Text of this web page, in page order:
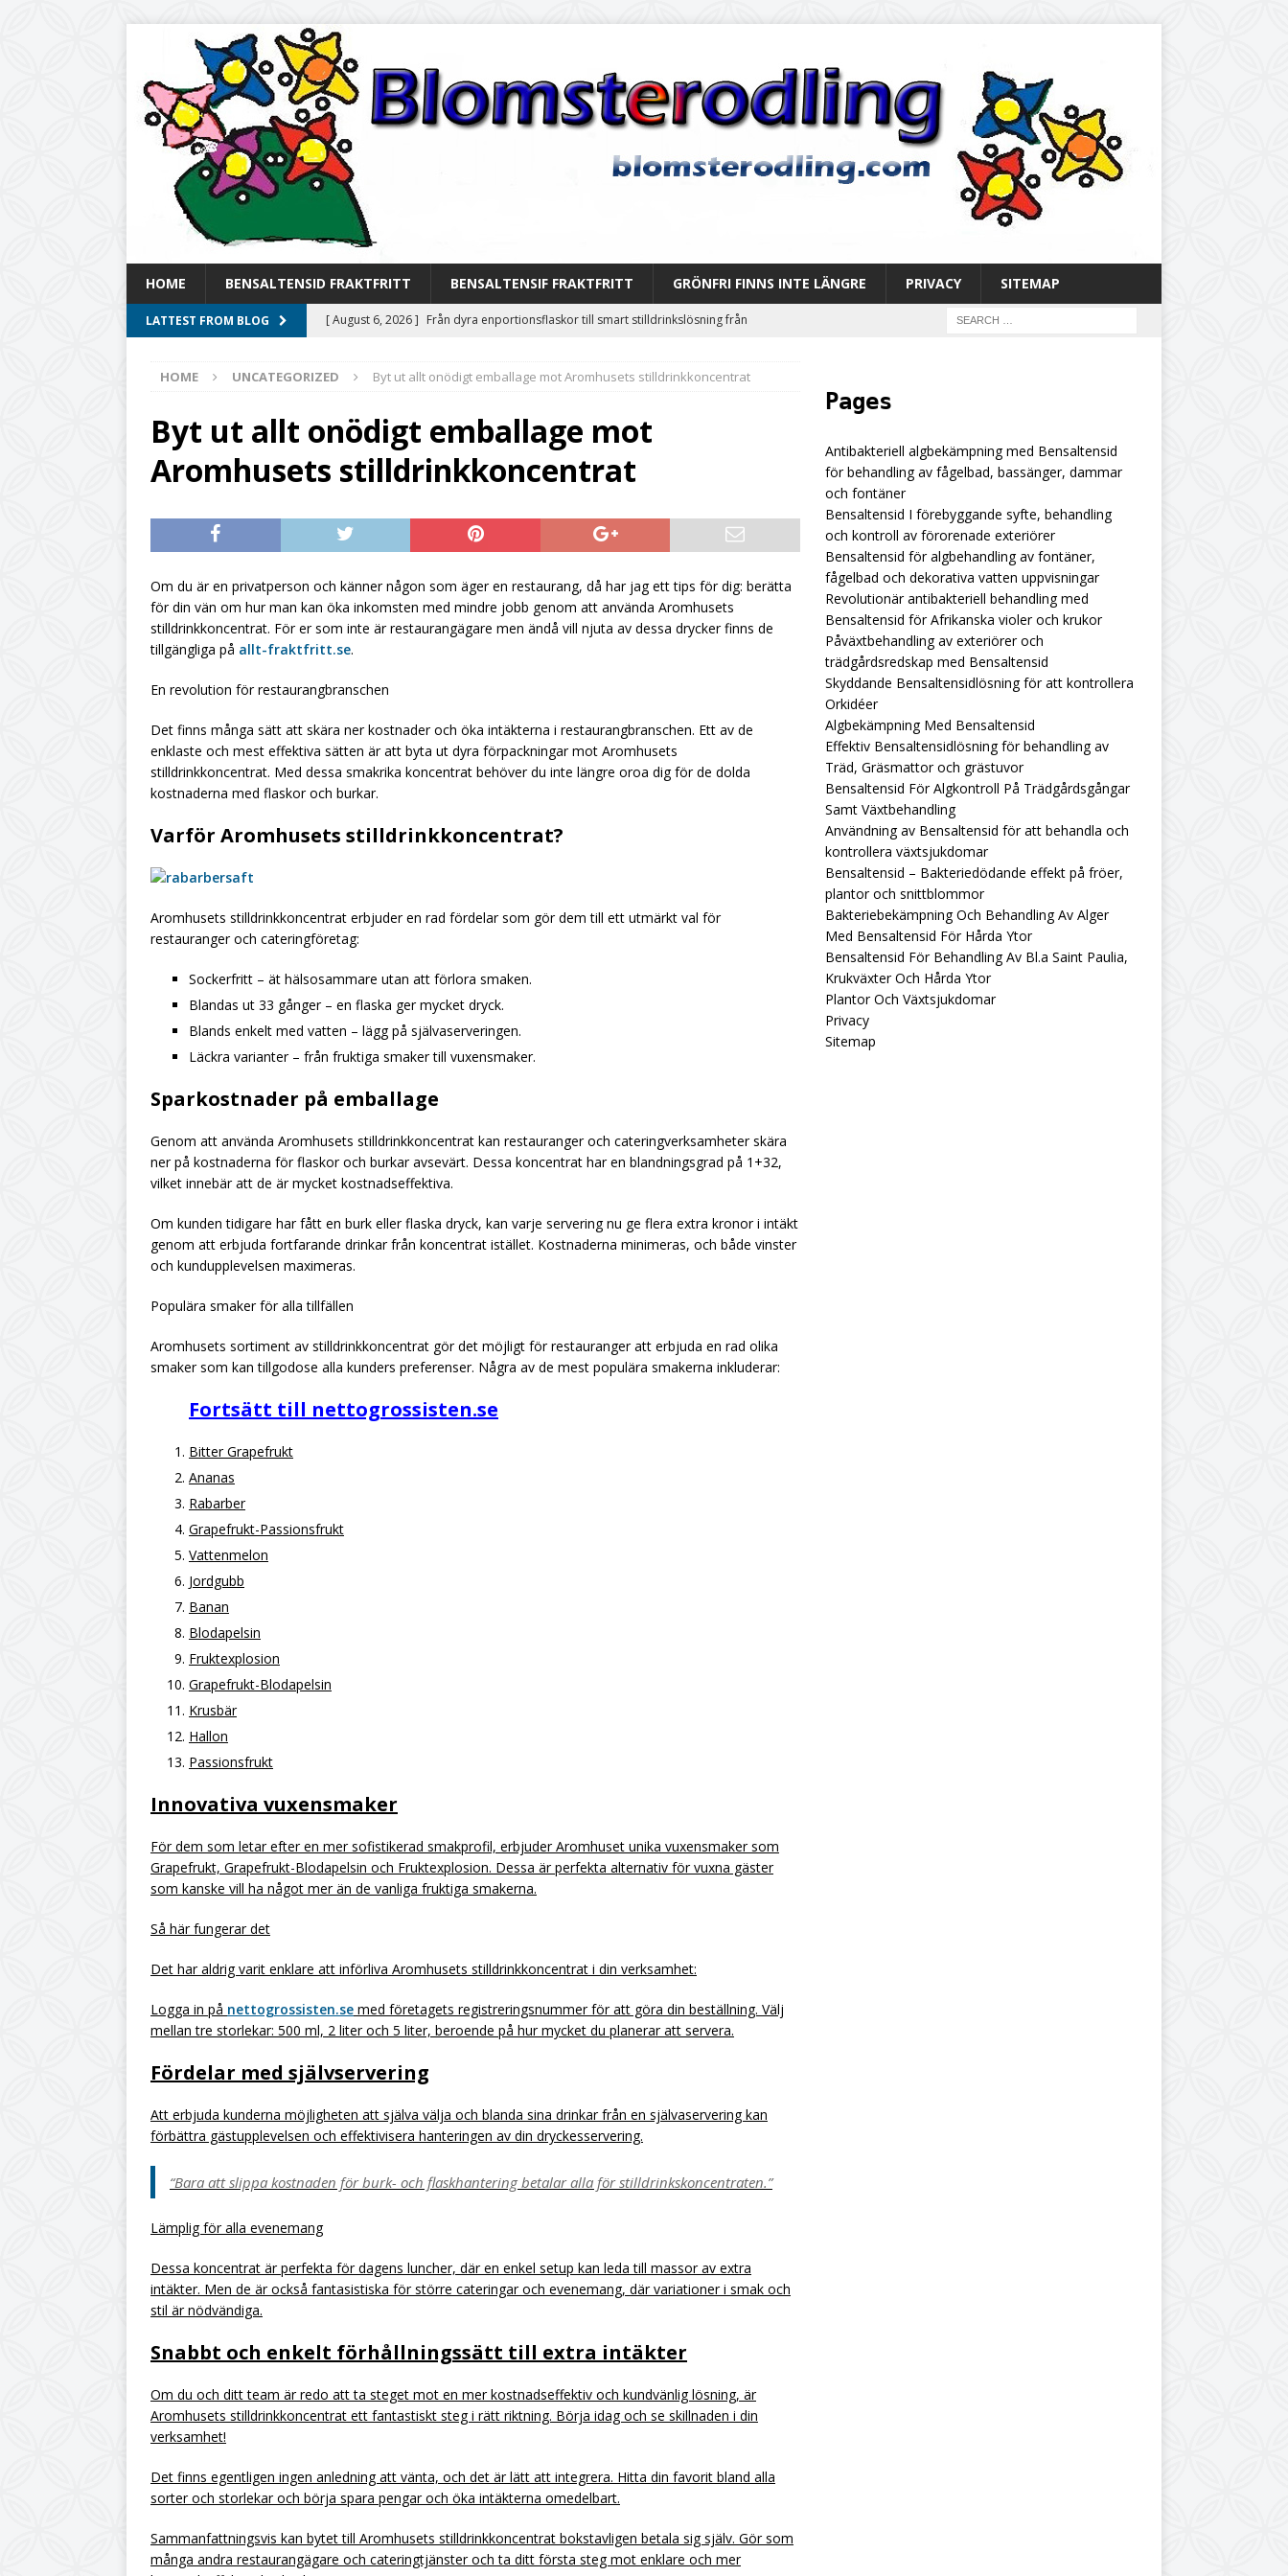
HOME BENSALTENSID FRAKTFRITT BENSALTENSIF FRAKTFRITT GRÖNFRI FINNS INTE LÄNGRE PRIVACY SITEMAP
LATTEST FROM BLOG [ August 6, 2026 ] Från dyra enportionsflaskor till smart stilldrinkslösning från
[ August 5, 2026 ] Skapa din egen dryckesprofil med Aromhusets stilldrinkssmaker
UNCATEGORIZED
[ August 5, 2026 ]
Aromhusets stilldrink: lösningen för restauranger som tröttnat på
flasklogistik
UNCATEGORIZED
[ August 5, 2026 ] Aromhusets Stilldrink: Mer Plats i Kylen, Mer Pengar på Sista Raden
[ August 7, 2026 ] Aromhusets stilldrink: från “dyr läsk” till “smart dryckesval”
UNCATEGORIZED
HOME UNCATEGORIZED Byt ut allt onödigt emballage mot Aromhusets stilldrinkkoncentrat
Byt ut allt onödigt emballage mot
Aromhusets stilldrinkkoncentrat
Om du är en privatperson och känner någon som äger en restaurang, då har jag ett tips för dig: berätta
för din vän om hur man kan öka inkomsten med mindre jobb genom att använda Aromhusets
stilldrinkkoncentrat. För er som inte är restaurangägare men ändå vill njuta av dessa drycker finns de
tillgängliga på allt-fraktfritt.se.
En revolution för restaurangbranschen
Det finns många sätt att skära ner kostnader och öka intäkterna i restaurangbranschen. Ett av de
enklaste och mest effektiva sätten är att byta ut dyra förpackningar mot Aromhusets
stilldrinkkoncentrat. Med dessa smakrika koncentrat behöver du inte längre oroa dig för de dolda
kostnaderna med flaskor och burkar.
Varför Aromhusets stilldrinkkoncentrat?
Aromhusets stilldrinkkoncentrat erbjuder en rad fördelar som gör dem till ett utmärkt val för
restauranger och cateringföretag:
Sockerfritt – ät hälsosammare utan att förlora smaken.
Blandas ut 33 gånger – en flaska ger mycket dryck.
Blands enkelt med vatten – lägg på självaserveringen.
Läckra varianter – från fruktiga smaker till vuxensmaker.
Sparkostnader på emballage
Genom att använda Aromhusets stilldrinkkoncentrat kan restauranger och cateringverksamheter skära
ner på kostnaderna för flaskor och burkar avsevärt. Dessa koncentrat har en blandningsgrad på 1+32,
vilket innebär att de är mycket kostnadseffektiva.
Om kunden tidigare har fått en burk eller flaska dryck, kan varje servering nu ge flera extra kronor i intäkt
genom att erbjuda fortfarande drinkar från koncentrat istället. Kostnaderna minimeras, och både vinster
och kundupplevelsen maximeras.
Populära smaker för alla tillfällen
Aromhusets sortiment av stilldrinkkoncentrat gör det möjligt för restauranger att erbjuda en rad olika
smaker som kan tillgodose alla kunders preferenser. Några av de mest populära smakerna inkluderar:
Fortsätt till nettogrossisten.se
Bitter Grapefrukt
Ananas
Rabarber
Grapefrukt-Passionsfrukt
Vattenmelon
Jordgubb
Banan
Blodapelsin
Fruktexplosion
Grapefrukt-Blodapelsin
Krusbär
Hallon
Passionsfrukt
Innovativa vuxensmaker
För dem som letar efter en mer sofistikerad smakprofil, erbjuder Aromhuset unika vuxensmaker som
Grapefrukt, Grapefrukt-Blodapelsin och Fruktexplosion. Dessa är perfekta alternativ för vuxna gäster
som kanske vill ha något mer än de vanliga fruktiga smakerna.
Så här fungerar det
Det har aldrig varit enklare att införliva Aromhusets stilldrinkkoncentrat i din verksamhet:
Logga in på nettogrossisten.se med företagets registreringsnummer för att göra din beställning. Välj
mellan tre storlekar: 500 ml, 2 liter och 5 liter, beroende på hur mycket du planerar att servera.
Fördelar med självservering
Att erbjuda kunderna möjligheten att själva välja och blanda sina drinkar från en självaservering kan
förbättra gästupplevelsen och effektivisera hanteringen av din dryckesservering.
“Bara att slippa kostnaden för burk- och flaskhantering betalar alla för stilldrinkskoncentraten.”
Lämplig för alla evenemang
Dessa koncentrat är perfekta för dagens luncher, där en enkel setup kan leda till massor av extra
intäkter. Men de är också fantasistiska för större cateringar och evenemang, där variationer i smak och
stil är nödvändiga.
Snabbt och enkelt förhållningssätt till extra intäkter
Om du och ditt team är redo att ta steget mot en mer kostnadseffektiv och kundvänlig lösning, är
Aromhusets stilldrinkkoncentrat ett fantastiskt steg i rätt riktning. Börja idag och se skillnaden i din
verksamhet!
Det finns egentligen ingen anledning att vänta, och det är lätt att integrera. Hitta din favorit bland alla
sorter och storlekar och börja spara pengar och öka intäkterna omedelbart.
Sammanfattningsvis kan bytet till Aromhusets stilldrinkkoncentrat bokstavligen betala sig själv. Gör som
många andra restaurangägare och cateringtjänster och ta ditt första steg mot enklare och mer
Pages
Antibakteriell algbekämpning med Bensaltensid
för behandling av fågelbad, bassänger, dammar
och fontäner
Bensaltensid I förebyggande syfte, behandling
och kontroll av förorenade exteriörer
Bensaltensid för algbehandling av fontäner,
fågelbad och dekorativa vatten uppvisningar
Revolutionär antibakteriell behandling med
Bensaltensid för Afrikanska violer och krukor
Påväxtbehandling av exteriörer och
trädgårdsredskap med Bensaltensid
Skyddande Bensaltensidlösning för att kontrollera
Orkidéer
Algbekämpning Med Bensaltensid
Effektiv Bensaltensidlösning för behandling av
Träd, Gräsmattor och grästuvor
Bensaltensid För Algkontroll På Trädgårdsgångar
Samt Växtbehandling
Användning av Bensaltensid för att behandla och
kontrollera växtsjukdomar
Bensaltensid – Bakteriedödande effekt på fröer,
plantor och snittblommor
Bakteriebekämpning Och Behandling Av Alger
Med Bensaltensid För Hårda Ytor
Bensaltensid För Behandling Av Bl.a Saint Paulia,
Krukväxter Och Hårda Ytor
Plantor Och Växtsjukdomar
Privacy
Sitemap